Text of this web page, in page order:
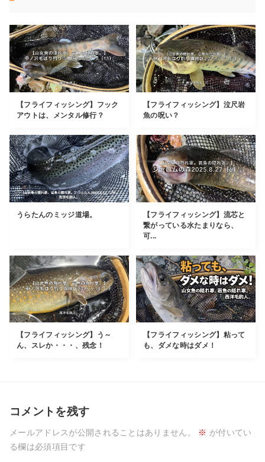
【フライフィッシング】フック
アウトは、メンタル修行？
【フライフィッシング】泣尺岩
魚の呪い？
うらたんのミッジ道場。
【フライフィッシング】流芯と
繋がっている水たまりなら、
可...
【フライフィッシング】う～
ん、スレか・・・、残念！
【フライフィッシング】粘って
も、ダメな時はダメ！
コメントを残す
メールアドレスが公開されることはありません。 ※ が付いてい
る欄は必須項目です